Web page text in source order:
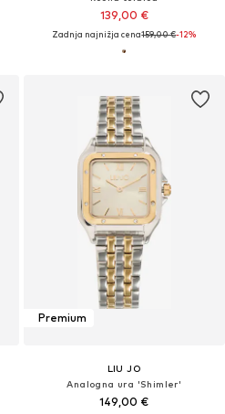
139,00 €
Zadnja najnižja cena159,00 €-12%
Premium
LIU JO
Analogna ura 'Shimler'
149,00 €